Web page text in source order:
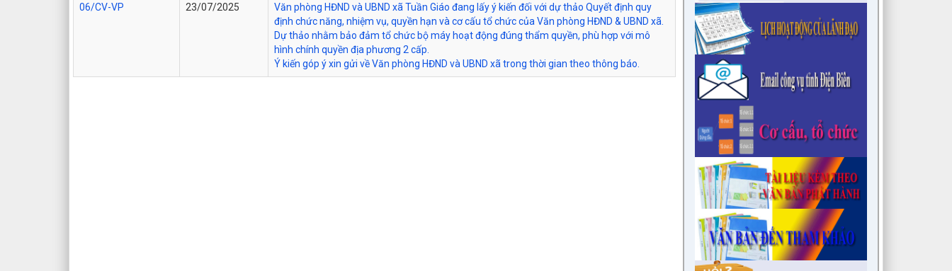
06/CV-VP 23/07/2025
Văn phòng HĐND và UBND xã Tuần Giáo đang lấy ý kiến đối với dự thảo Quyết định quy
định chức năng, nhiệm vụ, quyền hạn và cơ cấu tổ chức của Văn phòng HĐND & UBND xã.
Dự thảo nhằm bảo đảm tổ chức bộ máy hoạt động đúng thẩm quyền, phù hợp với mô
hình chính quyền địa phương 2 cấp.
Ý kiến góp ý xin gửi về Văn phòng HĐND và UBND xã trong thời gian theo thông báo.